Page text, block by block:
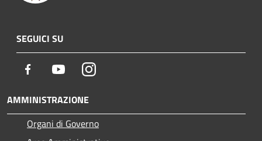
SEGUICI SU
Facebook YoutubeInstagram
AMMINISTRAZIONE
Organi di Governo